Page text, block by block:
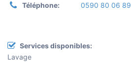
Téléphone: 0590 80 06 89
Services disponibles:
Lavage